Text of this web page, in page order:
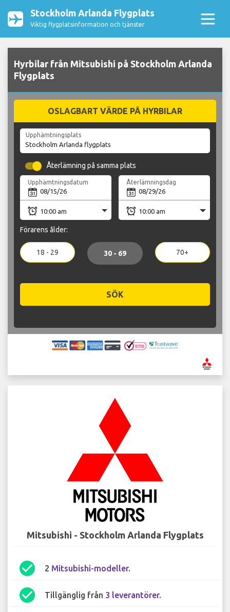
Stockholm Arlanda Flygplats
Viktig flygplatsinformation och tjänster
Hyrbilar från Mitsubishi på Stockholm Arlanda
Flygplats
OSLAGBART VÄRDE PÅ HYRBILAR
Upphämtningsplats
Återlämning på samma plats
Upphämtningsdatum Återlämningsdag
Förarens ålder:
18 - 29 30 - 69 70+
SÖK
Mitsubishi - Stockholm Arlanda Flygplats
check_circle 2 Mitsubishi-modeller.
check_circle Tillgänglig från 3 leverantörer.